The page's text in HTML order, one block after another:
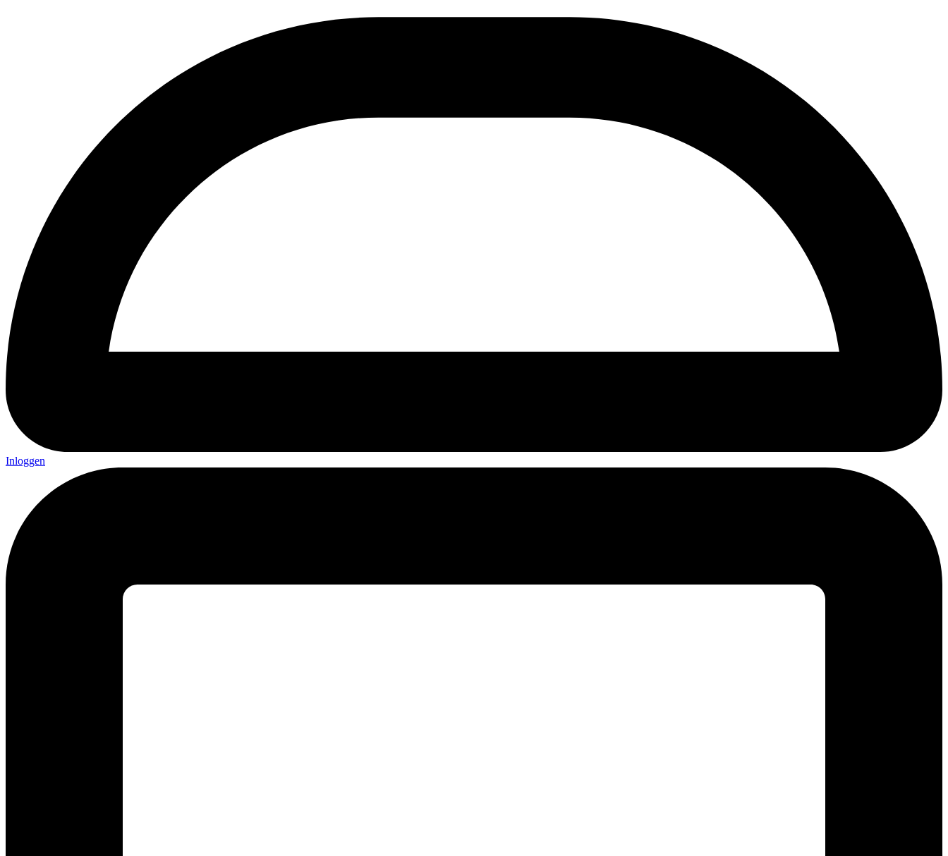
Inloggen